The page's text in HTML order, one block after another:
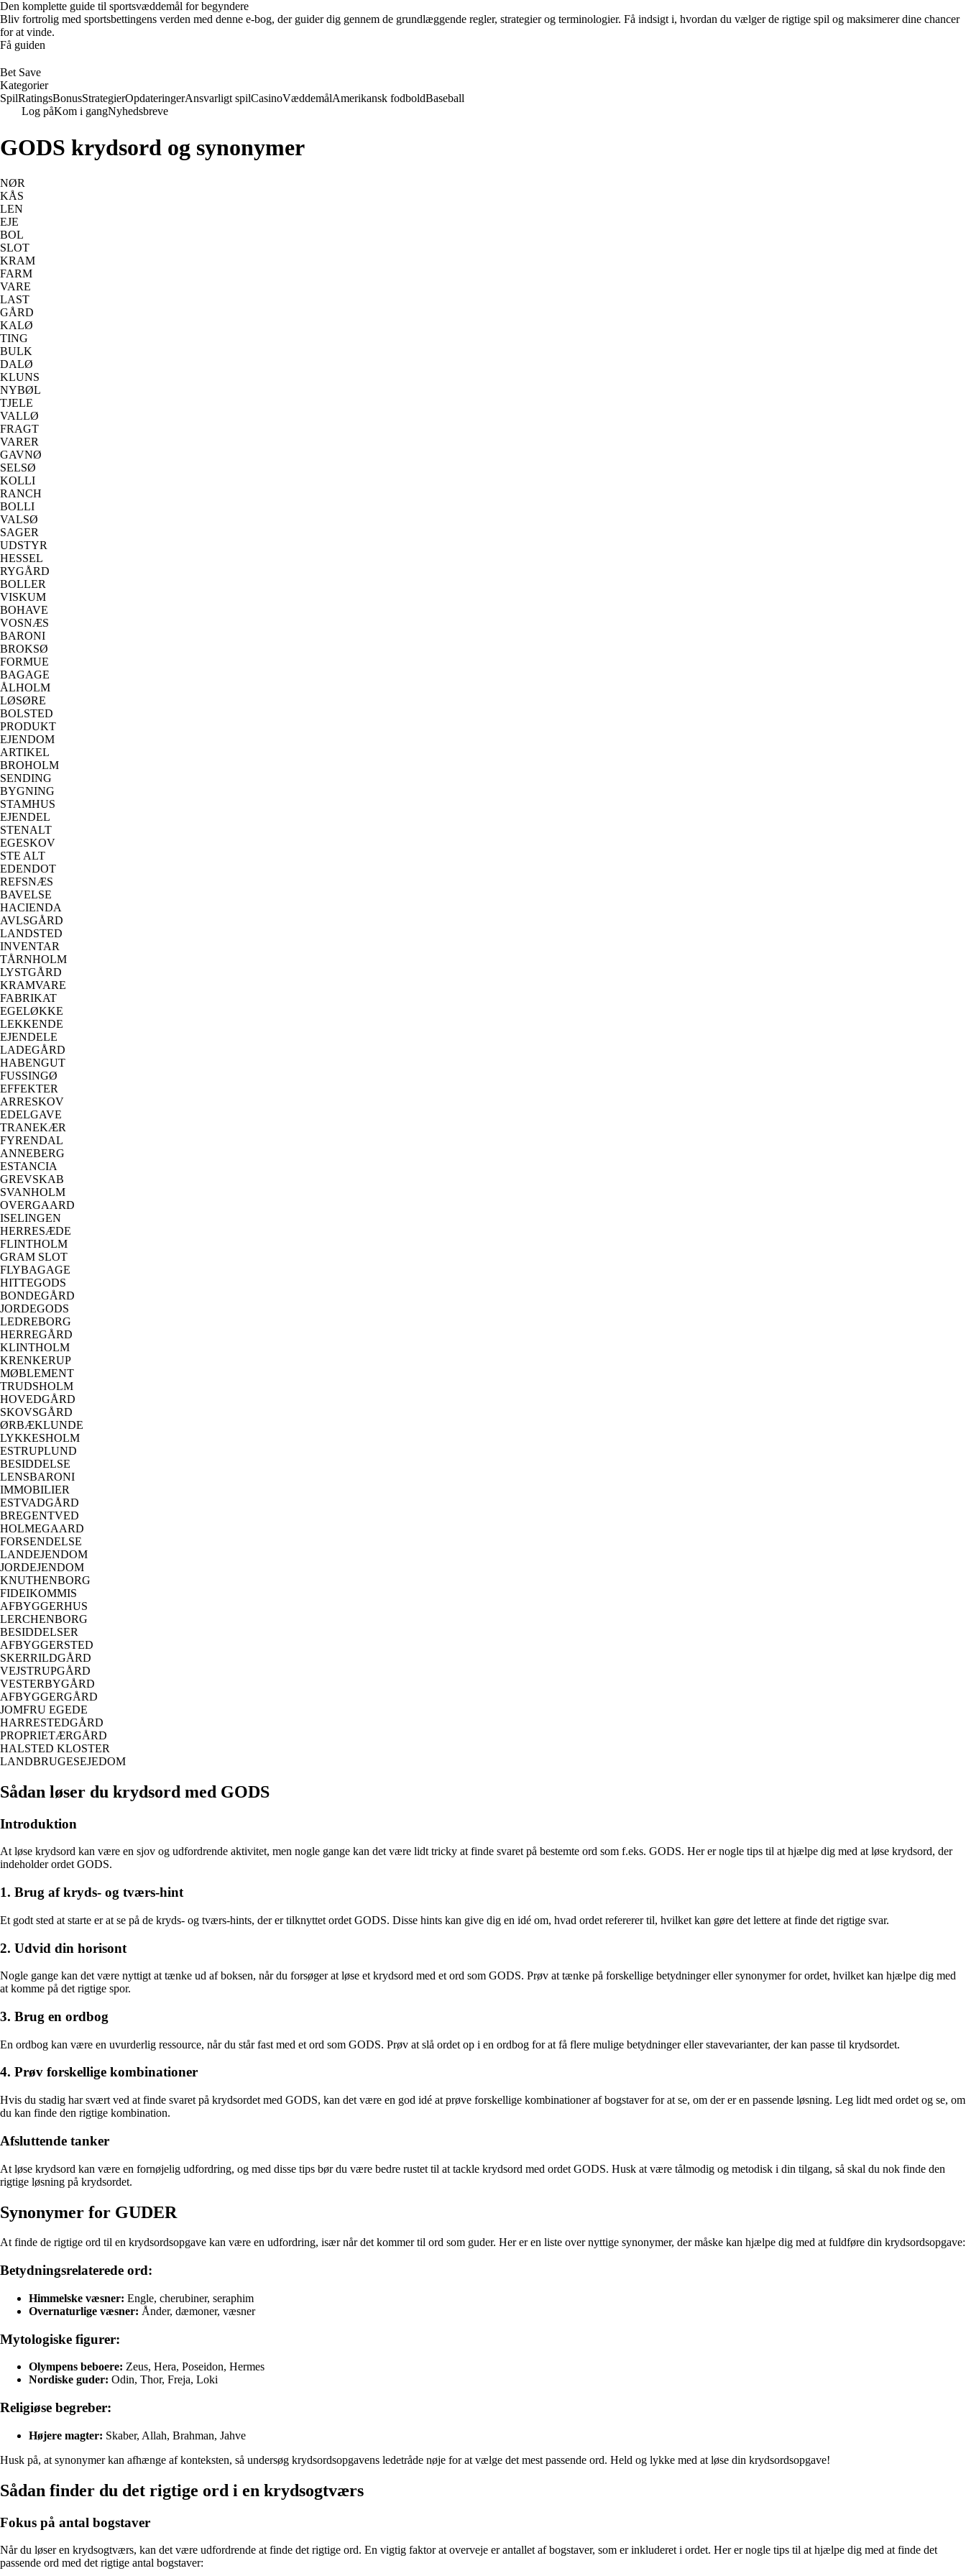
Den komplette guide til sportsvæddemål for begyndere
Bliv fortrolig med sportsbettingens verden med denne e-bog, der guider dig gennem de grundlæggende regler, strategier og terminologier. Få indsigt i, hvordan du vælger de rigtige spil og maksimerer dine chancer
for at vinde.
Få guiden
Bet Save
Kategorier
SpilRatingsBonusStrategierOpdateringerAnsvarligt spilCasinoVæddemålAmerikansk fodboldBaseball
Log påKom i gangNyhedsbreve
GODS krydsord og synonymer
NØR
KÅS
LEN
EJE
BOL
SLOT
KRAM
FARM
VARE
LAST
GÅRD
KALØ
TING
BULK
DALØ
KLUNS
NYBØL
TJELE
VALLØ
FRAGT
VARER
GAVNØ
SELSØ
KOLLI
RANCH
BOLLI
VALSØ
SAGER
UDSTYR
HESSEL
RYGÅRD
BOLLER
VISKUM
BOHAVE
VOSNÆS
BARONI
BROKSØ
FORMUE
BAGAGE
ÅLHOLM
LØSØRE
BOLSTED
PRODUKT
EJENDOM
ARTIKEL
BROHOLM
SENDING
BYGNING
STAMHUS
EJENDEL
STENALT
EGESKOV
STE ALT
EDENDOT
REFSNÆS
BAVELSE
HACIENDA
AVLSGÅRD
LANDSTED
INVENTAR
TÅRNHOLM
LYSTGÅRD
KRAMVARE
FABRIKAT
EGELØKKE
LEKKENDE
EJENDELE
LADEGÅRD
HABENGUT
FUSSINGØ
EFFEKTER
ARRESKOV
EDELGAVE
TRANEKÆR
FYRENDAL
ANNEBERG
ESTANCIA
GREVSKAB
SVANHOLM
OVERGAARD
ISELINGEN
HERRESÆDE
FLINTHOLM
GRAM SLOT
FLYBAGAGE
HITTEGODS
BONDEGÅRD
JORDEGODS
LEDREBORG
HERREGÅRD
KLINTHOLM
KRENKERUP
MØBLEMENT
TRUDSHOLM
HOVEDGÅRD
SKOVSGÅRD
ØRBÆKLUNDE
LYKKESHOLM
ESTRUPLUND
BESIDDELSE
LENSBARONI
IMMOBILIER
ESTVADGÅRD
BREGENTVED
HOLMEGAARD
FORSENDELSE
LANDEJENDOM
JORDEJENDOM
KNUTHENBORG
FIDEIKOMMIS
AFBYGGERHUS
LERCHENBORG
BESIDDELSER
AFBYGGERSTED
SKERRILDGÅRD
VEJSTRUPGÅRD
VESTERBYGÅRD
AFBYGGERGÅRD
JOMFRU EGEDE
HARRESTEDGÅRD
PROPRIETÆRGÅRD
HALSTED KLOSTER
LANDBRUGESEJEDOM
Sådan løser du krydsord med GODS
Introduktion
At løse krydsord kan være en sjov og udfordrende aktivitet, men nogle gange kan det være lidt tricky at finde svaret på bestemte ord som f.eks. GODS. Her er nogle tips til at hjælpe dig med at løse krydsord, der
indeholder ordet GODS.
1. Brug af kryds- og tværs-hint
Et godt sted at starte er at se på de kryds- og tværs-hints, der er tilknyttet ordet GODS. Disse hints kan give dig en idé om, hvad ordet refererer til, hvilket kan gøre det lettere at finde det rigtige svar.
2. Udvid din horisont
Nogle gange kan det være nyttigt at tænke ud af boksen, når du forsøger at løse et krydsord med et ord som GODS. Prøv at tænke på forskellige betydninger eller synonymer for ordet, hvilket kan hjælpe dig med
at komme på det rigtige spor.
3. Brug en ordbog
En ordbog kan være en uvurderlig ressource, når du står fast med et ord som GODS. Prøv at slå ordet op i en ordbog for at få flere mulige betydninger eller stavevarianter, der kan passe til krydsordet.
4. Prøv forskellige kombinationer
Hvis du stadig har svært ved at finde svaret på krydsordet med GODS, kan det være en god idé at prøve forskellige kombinationer af bogstaver for at se, om der er en passende løsning. Leg lidt med ordet og se, om
du kan finde den rigtige kombination.
Afsluttende tanker
At løse krydsord kan være en fornøjelig udfordring, og med disse tips bør du være bedre rustet til at tackle krydsord med ordet GODS. Husk at være tålmodig og metodisk i din tilgang, så skal du nok finde den
rigtige løsning på krydsordet.
Synonymer for GUDER
At finde de rigtige ord til en krydsordsopgave kan være en udfordring, især når det kommer til ord som guder. Her er en liste over nyttige synonymer, der måske kan hjælpe dig med at fuldføre din krydsordsopgave:
Betydningsrelaterede ord:
Himmelske væsner: Engle, cherubiner, seraphim
Overnaturlige væsner: Ånder, dæmoner, væsner
Mytologiske figurer:
Olympens beboere: Zeus, Hera, Poseidon, Hermes
Nordiske guder: Odin, Thor, Freja, Loki
Religiøse begreber:
Højere magter: Skaber, Allah, Brahman, Jahve
Husk på, at synonymer kan afhænge af konteksten, så undersøg krydsordsopgavens ledetråde nøje for at vælge det mest passende ord. Held og lykke med at løse din krydsordsopgave!
Sådan finder du det rigtige ord i en krydsogtværs
Fokus på antal bogstaver
Når du løser en krydsogtværs, kan det være udfordrende at finde det rigtige ord. En vigtig faktor at overveje er antallet af bogstaver, som er inkluderet i ordet. Her er nogle tips til at hjælpe dig med at finde det
passende ord med det rigtige antal bogstaver: